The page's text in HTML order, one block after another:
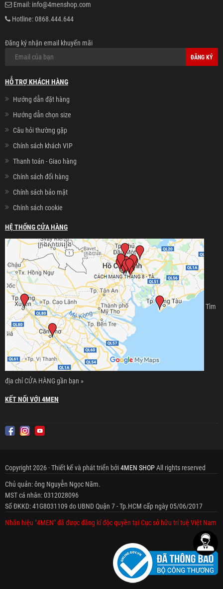
Email: info@4menshop.com
Hotline:0868.444.644
Đăng ký nhận email khuyến mãi
ĐĂNG KÝ
HỖ TRỢ KHÁCH HÀNG
Hướng dẫn đặt hàng
Hướng dẫn chọn size
Câu hỏi thường gặp
Chính sách khách VIP
Thanh toán - Giao hàng
Chính sách đổi hàng
Chính sách bảo mật
Chính sách cookie
HỆ THỐNG CỬA HÀNG
Tìm
địa chỉ CỬA HÀNG gần bạn »
KẾT NỐI VỚI 4MEN
Copyright 2026 · Thiết kế và phát triển bởi4MEN SHOPAll rights reserved
Chủ quản: ông Nguyễn Ngọc Năm.
MST cá nhân: 0312028096
Số ĐKKD: 41G8031109 do UBND Quận 7 - Tp.HCM cấp ngày 05/06/2017
Nhãn hiệu "4MEN" đã được đăng kí độc quyền tại Cục sở hữu trí tuệ Việt Nam